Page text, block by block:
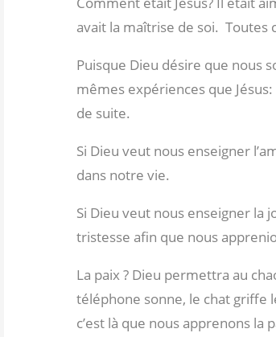
avait la maîtrise de soi. Toutes
Puisque Dieu désire que nous
mêmes expériences que
de suite.
Si Dieu veut nous enseigner
dans notre vie.
Si Dieu veut nous enseigner la
tristesse afin que nous
La paix ? Dieu permettra au
téléphone sonne, le chat griffe
c’est là que nous apprenons la